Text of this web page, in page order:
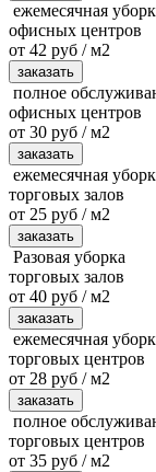
ежемесячная
офисных центров
от 42 руб / м2
заказать
полное
офисных центров
от 30 руб / м2
заказать
ежемесячная
торговых залов
от 25 руб / м2
заказать
Разовая уборка
торговых залов
от 40 руб / м2
заказать
ежемесячная
торговых центров
от 28 руб / м2
заказать
полное
торговых центров
от 35 руб / м2